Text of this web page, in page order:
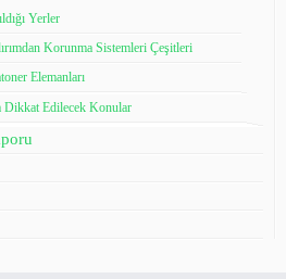
Yerler
Korunma Sistemleri Çeşitleri
Elemanları
Dikkat Edilecek Konular